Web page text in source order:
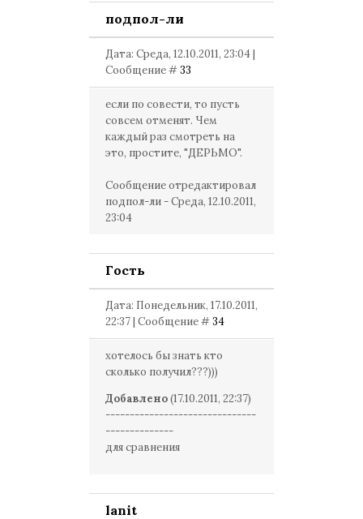
подпол-ли
Дата: Среда, 12.10.2011, 23:04 |
Сообщение #33
если по совести, то пусть
совсем отменят. Чем
каждый раз смотреть на
это, простите, "ДЕРЬМО".
Сообщение отредактировал
подпол-ли -Среда, 12.10.2011,
23:04
Гость
Дата: Понедельник, 17.10.2011,
22:37 | Сообщение #34
хотелось бы знать кто
сколько получил???)))
Добавлено(17.10.2011, 22:37)
-------------------------------
--------------
для сравнения
lanit